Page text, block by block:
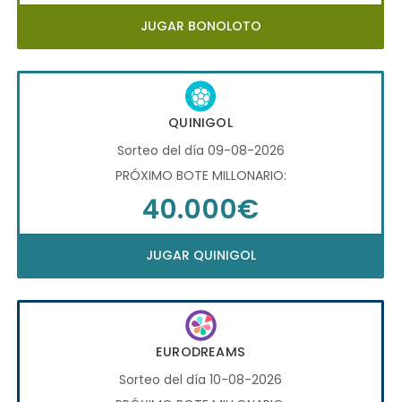
JUGAR BONOLOTO
QUINIGOL
Sorteo del día 09-08-2026
PRÓXIMO BOTE MILLONARIO:
40.000€
JUGAR QUINIGOL
EURODREAMS
Sorteo del día 10-08-2026